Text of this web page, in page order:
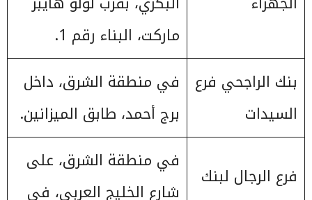
ماركت، البناء رقم 1.
بنك الراجحي فرع
السيدات
في منطقة الشرق، داخل
برج أحمد، طابق الميزانين.
فرع الرجال لبنك
في منطقة الشرق، على
شارع الخليج العربي، في